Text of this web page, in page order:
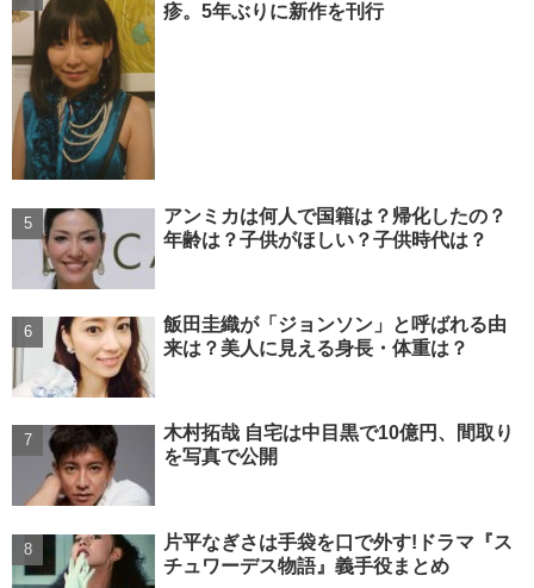
疹。5年ぶりに新作を刊行
アンミカは何人で国籍は？帰化したの？
年齢は？子供がほしい？子供時代は？
飯田圭織が「ジョンソン」と呼ばれる由
来は？美人に見える身長・体重は？
木村拓哉 自宅は中目黒で10億円、間取り
を写真で公開
片平なぎさは手袋を口で外す!ドラマ『ス
チュワーデス物語』義手役まとめ